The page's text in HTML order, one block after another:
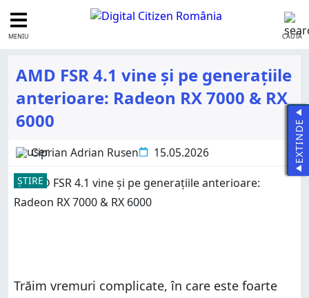
MENIU CAUTĂ
AMD FSR 4.1 vine și pe generațiile
anterioare: Radeon RX 7000 & RX
6000
Ciprian Adrian Rusen 15.05.2026
ȘTIRE
Trăim vremuri complicate, în care este foarte
EXTINDE